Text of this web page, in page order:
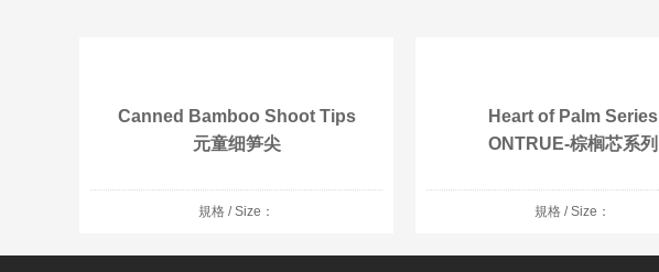
Canned Bamboo Shoot Tips
元童细笋尖
規格 / Size：
Heart of Palm Series
ONTRUE-棕榈芯系列
規格 / Size：